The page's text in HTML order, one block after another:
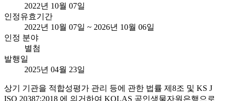
2022년 10월 07일
인정유효기간
2022년 10월 07일 ~ 2026년 10월 06일
인정 분야
별첨
발행일
2025년 04월 23일
상기 기관을 적합성평가 관리 등에 관한 법률 제8조 및 KS J
ISO 20387:2018 에 의거하여 KOLAS 공인생물자원은행으로